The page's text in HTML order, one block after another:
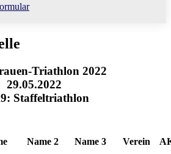
Triathlon 2022
29.05.2022
Staffeltriathlon
Name 2 Name 3 Verein